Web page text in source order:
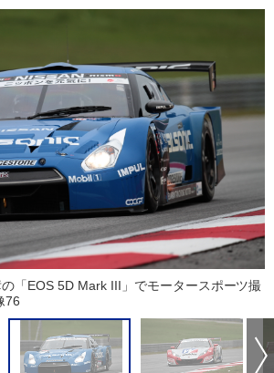
の「EOS 5D Mark III」でモータースポーツ撮
76